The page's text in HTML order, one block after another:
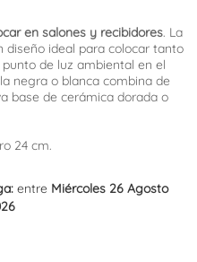
en salones y recibidores. La
diseño ideal para colocar tanto
de luz ambiental en el
negra o blanca combina de
base de cerámica dorada o
24 cm.
entre Miércoles 26 Agosto